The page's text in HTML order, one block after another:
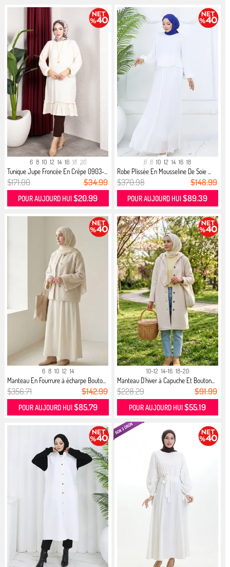
6 8 10 12 14 16 18 20
Tunique Jupe Froncée En Crêpe 0903-...
$171.00 $34.99
POUR AUJOURD HUI$20.99
6 8 10 12 14 16 18
Robe Plissée En Mousseline De Soie ...
$370.98 $148.99
POUR AUJOURD HUI$89.39
6 8 10 12 14
Manteau En Fourrure à écharpe Bouto...
$356.71 $142.99
POUR AUJOURD HUI $85.79
10-12 14-16 18-20
Manteau D`hiver à Capuche Et Bouton...
$228.29 $91.99
POUR AUJOURD HUI$55.19